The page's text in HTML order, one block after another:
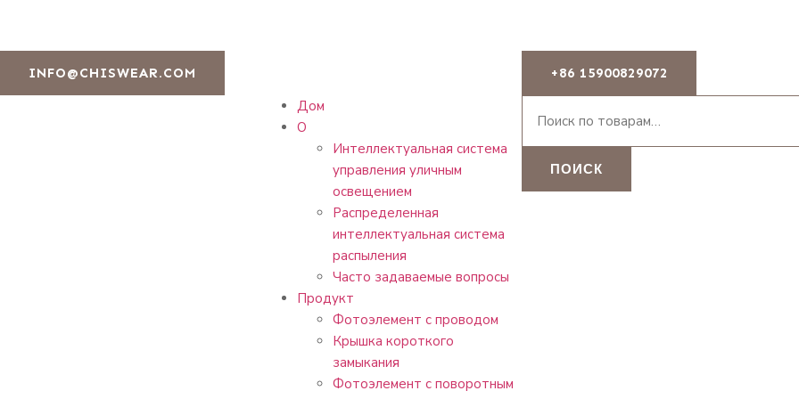
INFO@CHISWEAR.COM +86 15900829072
Дом
О
Интеллектуальная система
управления уличным
освещением
Распределенная
интеллектуальная система
распыления
Часто задаваемые вопросы
Продукт
Фотоэлемент с проводом
Крышка короткого
замыкания
Фотоэлемент с поворотным
ПОИСК